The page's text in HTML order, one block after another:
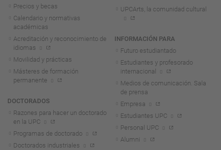
Precios y becas
Calendario y normativas
académicas
Acreditación y reconocimiento de
idiomas
Movilidad y prácticas
Másteres de formación
permanente
DOCTORADOS
Razones para hacer un doctorado
en la UPC
Programas de doctorado
Doctorados industriales
UPCArts, la comunidad cultural
INFORMACIÓN PARA
Futuro estudiantado
Estudiantes y profesorado
internacional
Medios de comunicación. Sala
de prensa
Empresa
Estudiantes UPC
Personal UPC
Alumni